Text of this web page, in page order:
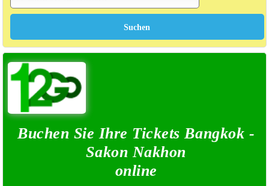
Buchen Sie Ihre Tickets Bangkok -
Sakon Nakhon
online